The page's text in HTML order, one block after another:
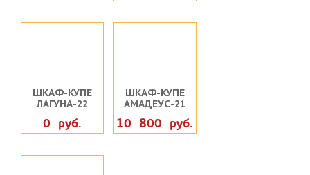
ШКАФ-КУПЕ
ЛАГУНА-22
0 руб.
ШКАФ-КУПЕ
АМАДЕУС-21
10 800 руб.